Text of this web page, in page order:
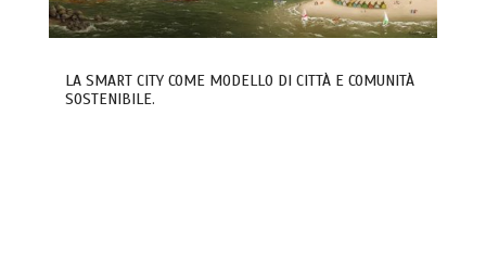
LA SMART CITY COME MODELLO DI CITTÀ E COMUNITÀ
SOSTENIBILE.